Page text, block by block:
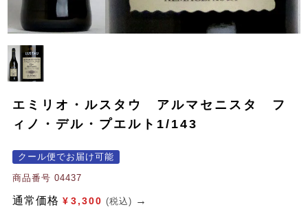
エミリオ・ルスタウ アルマセニスタ フ
ィノ・デル・プエルト1/143
クール便でお届け可能
商品番号 04437
通常価格 ¥ 3,300 (税込)